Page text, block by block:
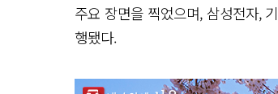
주요 장면을 찍었으며, 삼성전자,
행됐다.